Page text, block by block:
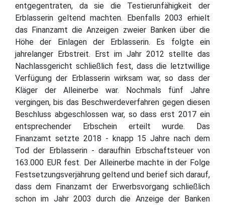
entgegentraten, da sie die Testierunfähigkeit der
Erblasserin geltend machten. Ebenfalls 2003 erhielt
das Finanzamt die Anzeigen zweier Banken über die
Höhe der Einlagen der Erblasserin. Es folgte ein
jahrelanger Erbstreit. Erst im Jahr 2012 stellte das
Nachlassgericht schließlich fest, dass die letztwillige
Verfügung der Erblasserin wirksam war, so dass der
Kläger der Alleinerbe war. Nochmals fünf Jahre
vergingen, bis das Beschwerdeverfahren gegen diesen
Beschluss abgeschlossen war, so dass erst 2017 ein
entsprechender Erbschein erteilt wurde. Das
Finanzamt setzte 2018 - knapp 15 Jahre nach dem
Tod der Erblasserin - daraufhin Erbschaftsteuer von
163.000 EUR fest. Der Alleinerbe machte in der Folge
Festsetzungsverjährung geltend und berief sich darauf,
dass dem Finanzamt der Erwerbsvorgang schließlich
schon im Jahr 2003 durch die Anzeige der Banken